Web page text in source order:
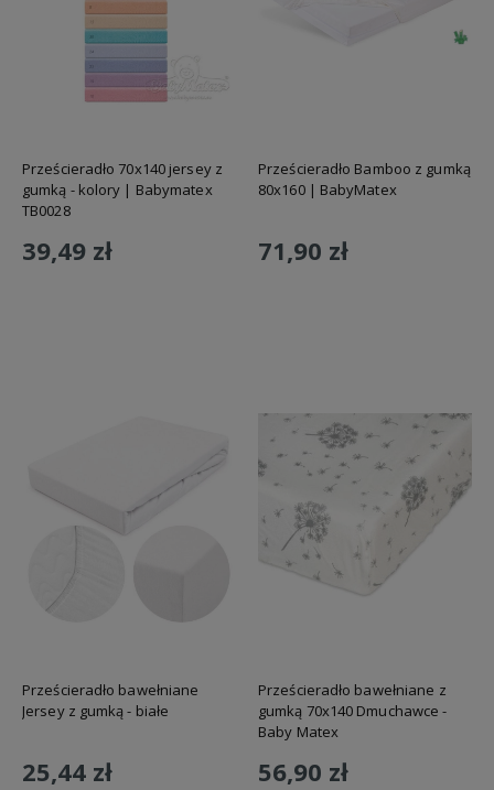
Prześcieradło 70x140 jersey z
gumką - kolory | Babymatex
TB0028
39,49 zł
Prześcieradło Bamboo z gumką
80x160 | BabyMatex
71,90 zł
Prześcieradło bawełniane
Jersey z gumką - białe
25,44 zł
Prześcieradło bawełniane z
gumką 70x140 Dmuchawce -
Baby Matex
56,90 zł